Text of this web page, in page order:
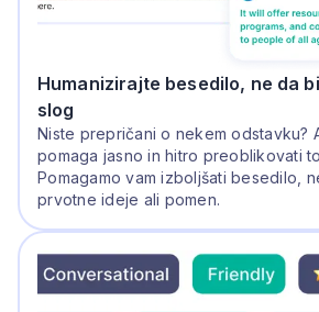
Humanizirajte besedilo, ne da
slog
Niste prepričani o nekem odstavku?
pomaga jasno in hitro preoblikovati
Pomagamo vam izboljšati besedilo,
prvotne ideje ali pomen.